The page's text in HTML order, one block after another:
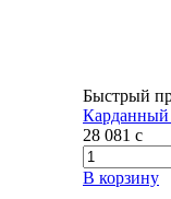
Быстрый
Карданный
28 081 c
В корзину